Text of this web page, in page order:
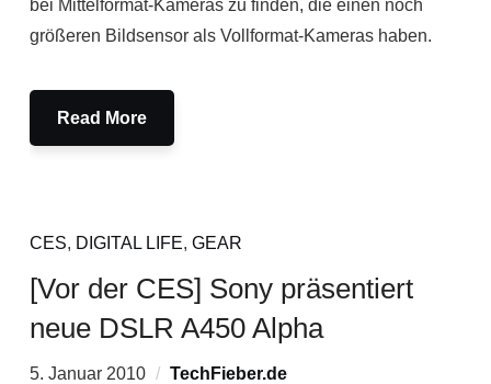
bei Mittelformat-Kameras zu finden, die einen noch
größeren Bildsensor als Vollformat-Kameras haben.
Read More
CES, DIGITAL LIFE, GEAR
[Vor der CES] Sony präsentiert
neue DSLR A450 Alpha
5. Januar 2010 TechFieber.de